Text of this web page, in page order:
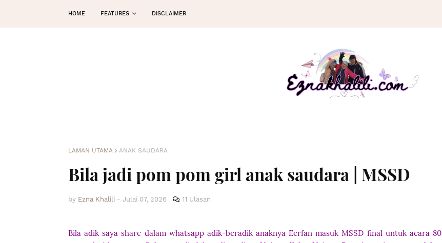
HOME FEATURES DISCLAIMER
LAMAN UTAMA ANAK SAUDARA
Bila jadi pom pom girl anak saudara | MSSD
by Ezna Khalili - Julai 07, 2026 11 Ulasan
Bila adik saya share dalam whatsapp adik-beradik anaknya Eerfan masuk MSSD final untuk acara 80